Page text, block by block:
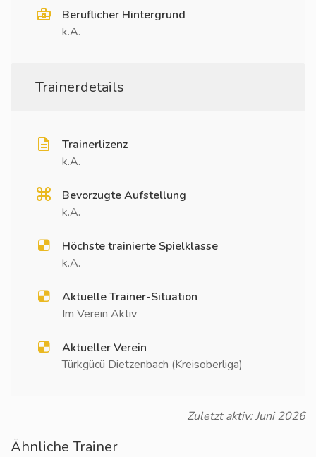
Beruflicher Hintergrund
k.A.
Trainerdetails
Trainerlizenz
k.A.
Bevorzugte Aufstellung
k.A.
Höchste trainierte Spielklasse
k.A.
Aktuelle Trainer-Situation
Im Verein Aktiv
Aktueller Verein
Türkgücü Dietzenbach (Kreisoberliga)
Zuletzt aktiv: Juni 2026
Ähnliche Trainer